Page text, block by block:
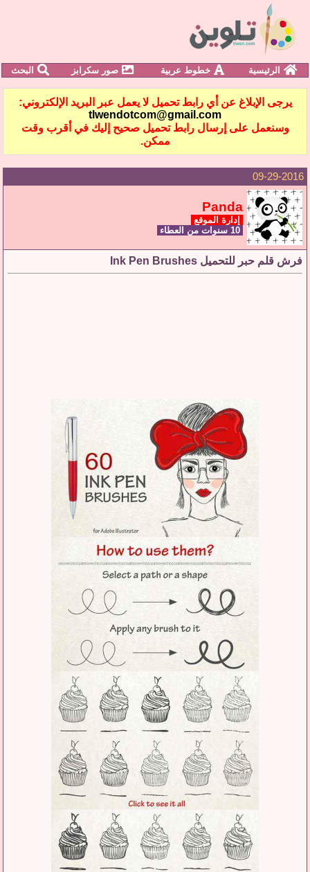
الرئيسية خطوط عربية صور سكرابز البحث
يرجى الإبلاغ عن أي رابط تحميل لا يعمل عبر البريد الإلكتروني:
tlwendotcom@gmail.com
وسنعمل على إرسال رابط تحميل صحيح إليك في أقرب وقت
ممكن.
09-29-2016
Panda
إدارة الموقع
فرش قلم حبر للتحميل Ink Pen Brushes